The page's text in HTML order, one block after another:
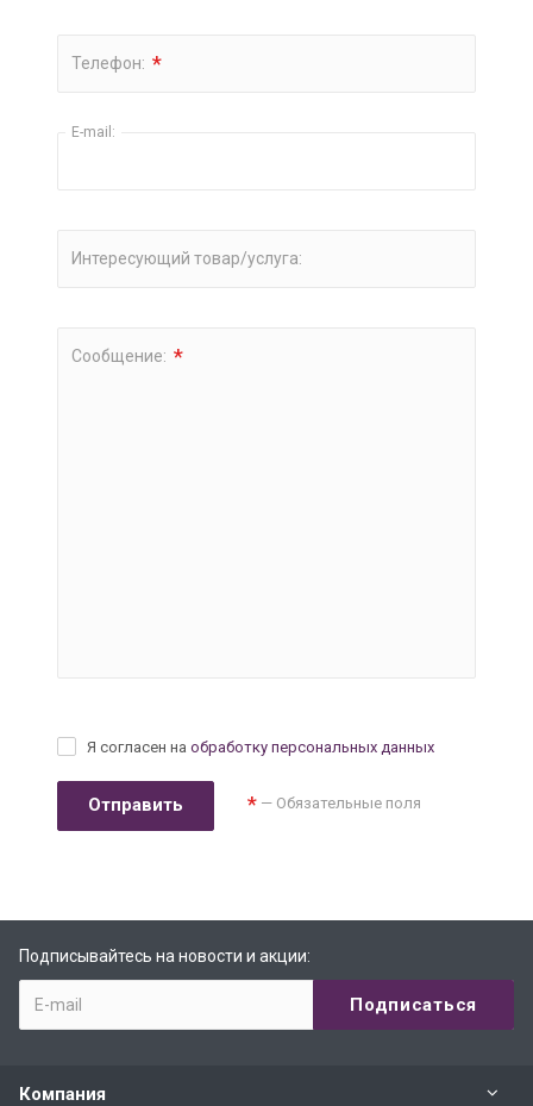
Телефон: *
E-mail:
Интересующий товар/услуга:
Сообщение: *
Я согласен на обработку персональных данных
* — Обязательные поля
Подписывайтесь на новости и акции:
Компания